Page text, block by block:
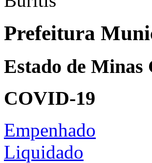
Prefeitura
Estado de Minas
COVID-19
Empenhado
Liquidado